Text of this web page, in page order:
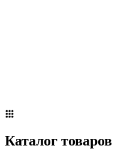
Каталог товаров